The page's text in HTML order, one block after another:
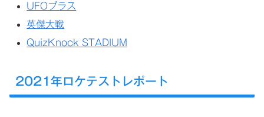
UFOプラス
英傑大戦
QuizKnock STADIUM
2021年ロケテストレポート